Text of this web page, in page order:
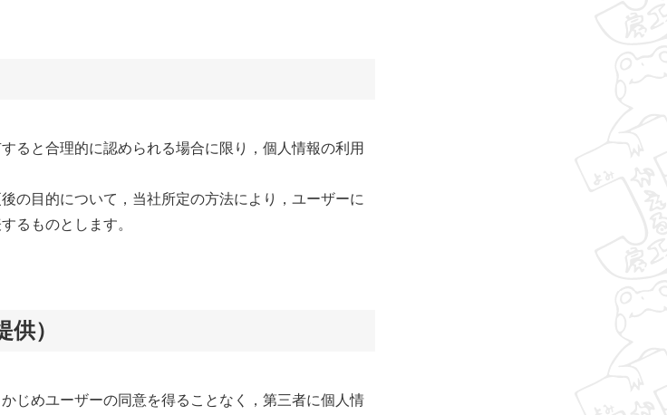
ると合理的に認められる場合に限り，個人情報の利用
の目的について，当社所定の方法により，ユーザーに
るものとします。
）
じめユーザーの同意を得ることなく，第三者に個人情